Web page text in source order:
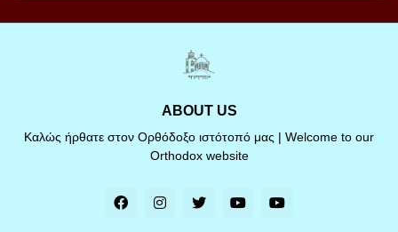
ABOUT US
Καλώς ήρθατε στον Ορθόδοξο ιστότοπό μας | Welcome to our
Orthodox website